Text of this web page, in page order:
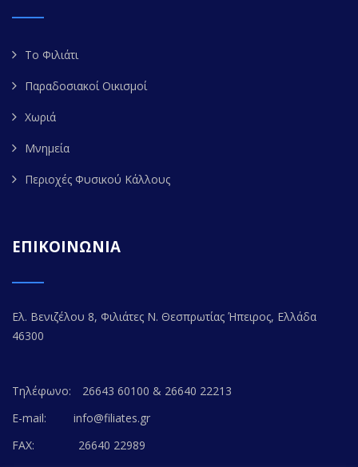
Το Φιλιάτι
Παραδοσιακοί Οικισμοί
Χωριά
Μνημεία
Περιοχές Φυσικού Κάλλους
ΕΠΙΚΟΙΝΩΝΙΑ
Ελ. Βενιζέλου 8, Φιλιάτες Ν. Θεσπρωτίας Ήπειρος, Ελλάδα
46300
Τηλέφωνο:
26643 60100 & 26640 22213
E-mail:
info@filiates.gr
FAX:
26640 22989